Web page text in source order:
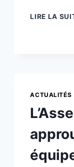
LIRE LA
ACTUALITÉS